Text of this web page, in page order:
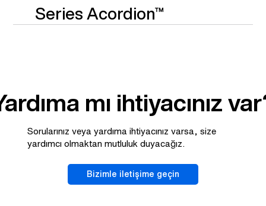
Series Acordion™
mı ihtiyacınız
Sorularınız veya yardıma ihtiyacınız varsa, size
yardımcı olmaktan mutluluk duyacağız.
Bizimle iletişime geçin